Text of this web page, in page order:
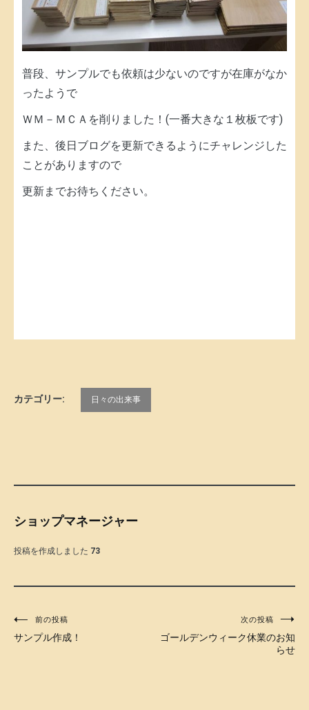
普段、サンプルでも依頼は少ないのですが在庫がなか
ったようで
ＷＭ－ＭＣＡを削りました！(一番大きな１枚板です)
また、後日ブログを更新できるようにチャレンジした
ことがありますので
更新までお待ちください。
カテゴリー: 日々の出来事
ショップマネージャー
投稿を作成しました 73
投
稿
前の投稿
サンプル作成！
次の投稿
ゴールデンウィーク休業のお知
らせ